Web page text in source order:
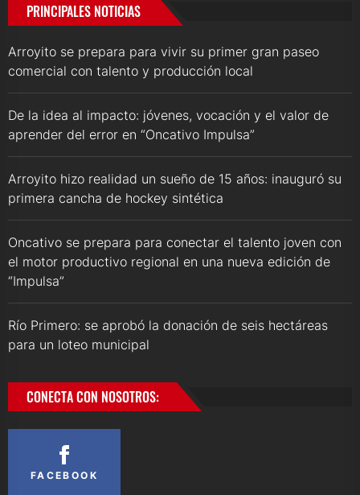
PRINCIPALES NOTICIAS
Arroyito se prepara para vivir su primer gran paseo
comercial con talento y producción local
De la idea al impacto: jóvenes, vocación y el valor de
aprender del error en “Oncativo Impulsa”
Arroyito hizo realidad un sueño de 15 años: inauguró su
primera cancha de hockey sintética
Oncativo se prepara para conectar el talento joven con
el motor productivo regional en una nueva edición de
“Impulsa”
Río Primero: se aprobó la donación de seis hectáreas
para un loteo municipal
CONECTA CON NOSOTROS:
FACEBOOK